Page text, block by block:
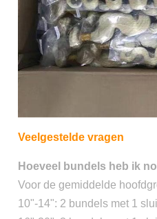
Veelgestelde vragen
Hoeveel bundels heb ik
Voor de gemiddelde
10"-14": 2 bundels met 1